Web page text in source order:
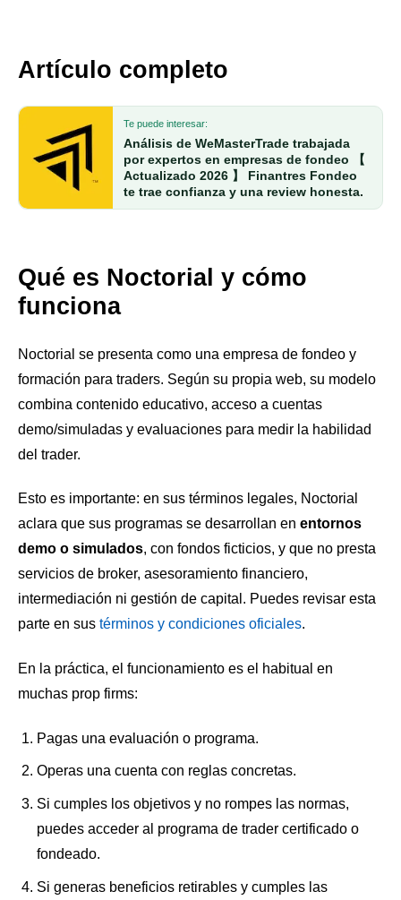
Artículo completo
Te puede interesar:
Análisis de WeMasterTrade trabajada
por expertos en empresas de fondeo 【
Actualizado 2026 】 Finantres Fondeo
te trae confianza y una review honesta.
Qué es Noctorial y cómo
funciona
Noctorial se presenta como una empresa de fondeo y
formación para traders. Según su propia web, su modelo
combina contenido educativo, acceso a cuentas
demo/simuladas y evaluaciones para medir la habilidad
del trader.
Esto es importante: en sus términos legales, Noctorial
aclara que sus programas se desarrollan en entornos
demo o simulados, con fondos ficticios, y que no presta
servicios de broker, asesoramiento financiero,
intermediación ni gestión de capital. Puedes revisar esta
parte en sus términos y condiciones oficiales.
En la práctica, el funcionamiento es el habitual en
muchas prop firms:
Pagas una evaluación o programa.
Operas una cuenta con reglas concretas.
Si cumples los objetivos y no rompes las normas,
puedes acceder al programa de trader certificado o
fondeado.
Si generas beneficios retirables y cumples las